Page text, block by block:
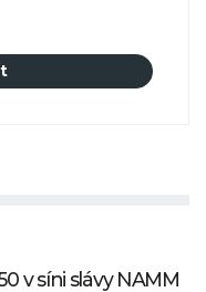
v síni slávy NAMM